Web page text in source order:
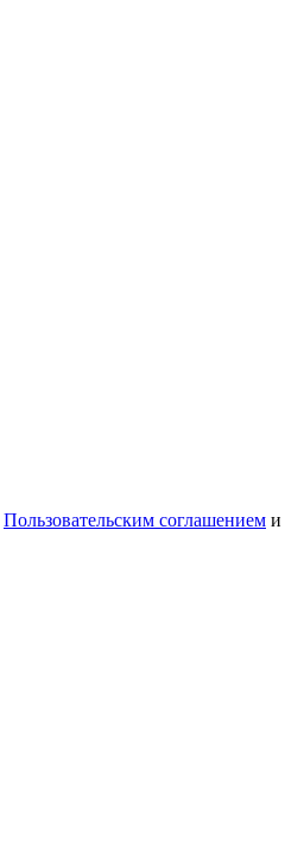
Пользовательским соглашением и